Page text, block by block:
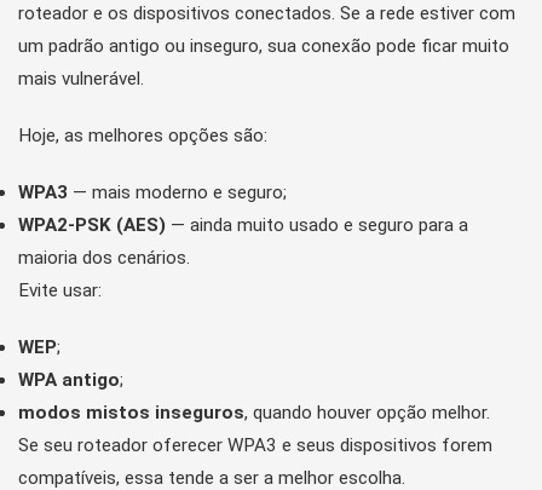
roteador e os dispositivos conectados. Se a rede estiver com
um padrão antigo ou inseguro, sua conexão pode ficar muito
mais vulnerável.
Hoje, as melhores opções são:
WPA3 — mais moderno e seguro;
WPA2-PSK (AES) — ainda muito usado e seguro para a
maioria dos cenários.
Evite usar:
WEP;
WPA antigo;
modos mistos inseguros, quando houver opção melhor.
Se seu roteador oferecer WPA3 e seus dispositivos forem
compatíveis, essa tende a ser a melhor escolha.